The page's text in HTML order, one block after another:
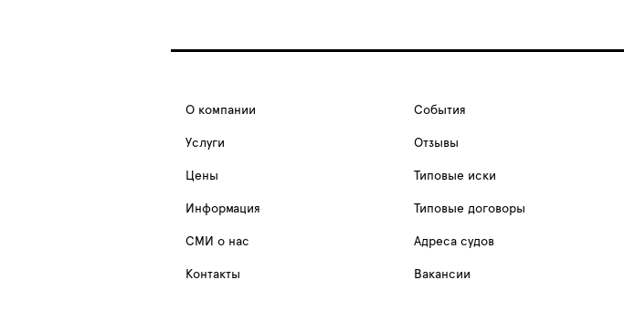
О компании
Услуги
Цены
Информация
СМИ о нас
Контакты
События
Отзывы
Типовые иски
Типовые договоры
Адреса судов
Вакансии